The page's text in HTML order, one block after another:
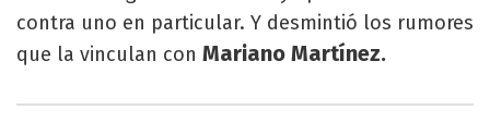
contra uno en particular. Y desmintió los rumores
que la vinculan con Mariano Martínez.